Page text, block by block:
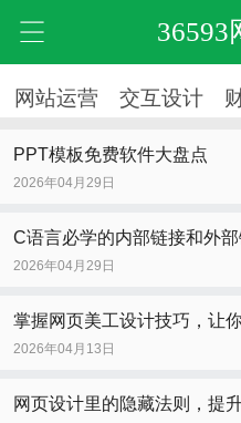
36593
网站运营 交互设计
PPT模板免费软件大盘点
2026年04月29日
C语言必学的内部链接和外
2026年04月29日
掌握网页美工设计技巧，让
2026年04月13日
网页设计里的隐藏法则，提